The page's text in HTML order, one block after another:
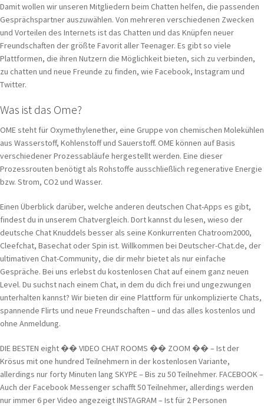
Damit wollen wir unseren Mitgliedern beim Chatten helfen, die passenden
Gesprächspartner auszuwählen. Von mehreren verschiedenen Zwecken
und Vorteilen des Internets ist das Chatten und das Knüpfen neuer
Freundschaften der größte Favorit aller Teenager. Es gibt so viele
Plattformen, die ihren Nutzern die Möglichkeit bieten, sich zu verbinden,
zu chatten und neue Freunde zu finden, wie Facebook, Instagram und
Twitter.
Was ist das Ome?
OME steht für Oxymethylenether, eine Gruppe von chemischen Molekühlen
aus Wasserstoff, Kohlenstoff und Sauerstoff. OME können auf Basis
verschiedener Prozessabläufe hergestellt werden. Eine dieser
Prozessrouten benötigt als Rohstoffe ausschließlich regenerative Energie
bzw. Strom, CO2 und Wasser.
Einen Überblick darüber, welche anderen deutschen Chat-Apps es gibt,
findest du in unserem Chatvergleich. Dort kannst du lesen, wieso der
deutsche Chat Knuddels besser als seine Konkurrenten Chatroom2000,
Cleefchat, Basechat oder Spin ist. Willkommen bei Deutscher-Chat.de, der
ultimativen Chat-Community, die dir mehr bietet als nur einfache
Gespräche. Bei uns erlebst du kostenlosen Chat auf einem ganz neuen
Level. Du suchst nach einem Chat, in dem du dich frei und ungezwungen
unterhalten kannst? Wir bieten dir eine Plattform für unkomplizierte Chats,
spannende Flirts und neue Freundschaften – und das alles kostenlos und
ohne Anmeldung.
DIE BESTEN eight �� VIDEO CHAT ROOMS �� ZOOM �� – Ist der
Krösus mit one hundred Teilnehmern in der kostenlosen Variante,
allerdings nur forty Minuten lang SKYPE – Bis zu 50 Teilnehmer. FACEBOOK –
Auch der Facebook Messenger schafft 50 Teilnehmer, allerdings werden
nur immer 6 per Video angezeigt INSTAGRAM – Ist für 2 Personen